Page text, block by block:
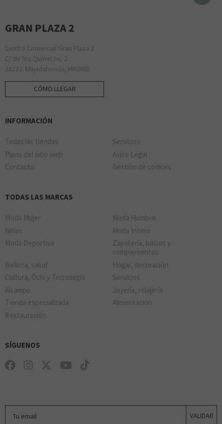
GRAN PLAZA 2
Centro Comercial Gran Plaza 2
C/ de los Químicos, 2
28222. Majadahonda, MADRID
CÓMO LLEGAR
INFORMACIÓN
Todas las tiendas
Servicios
Plano del sitio web
Aviso Legal
Contacto
Gestión de cookies
TODAS LAS MARCAS
Moda Mujer
Moda Hombre
Niños
Moda Intima
Moda Deportiva
Zapatería, bolsos y
complementos
Belleza, salud
Hogar, decoración
Cultura, Ocio y Tecnología
Servicios
Alcampo
Joyería, relojería
Tienda especializada
Alimentación
Restauración
SÍGUENOS
VALIDAR